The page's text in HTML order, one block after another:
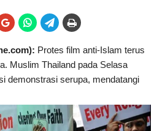
Protes film anti-Islam terus
Muslim Thailand pada Selasa
demonstrasi serupa, mendatangi